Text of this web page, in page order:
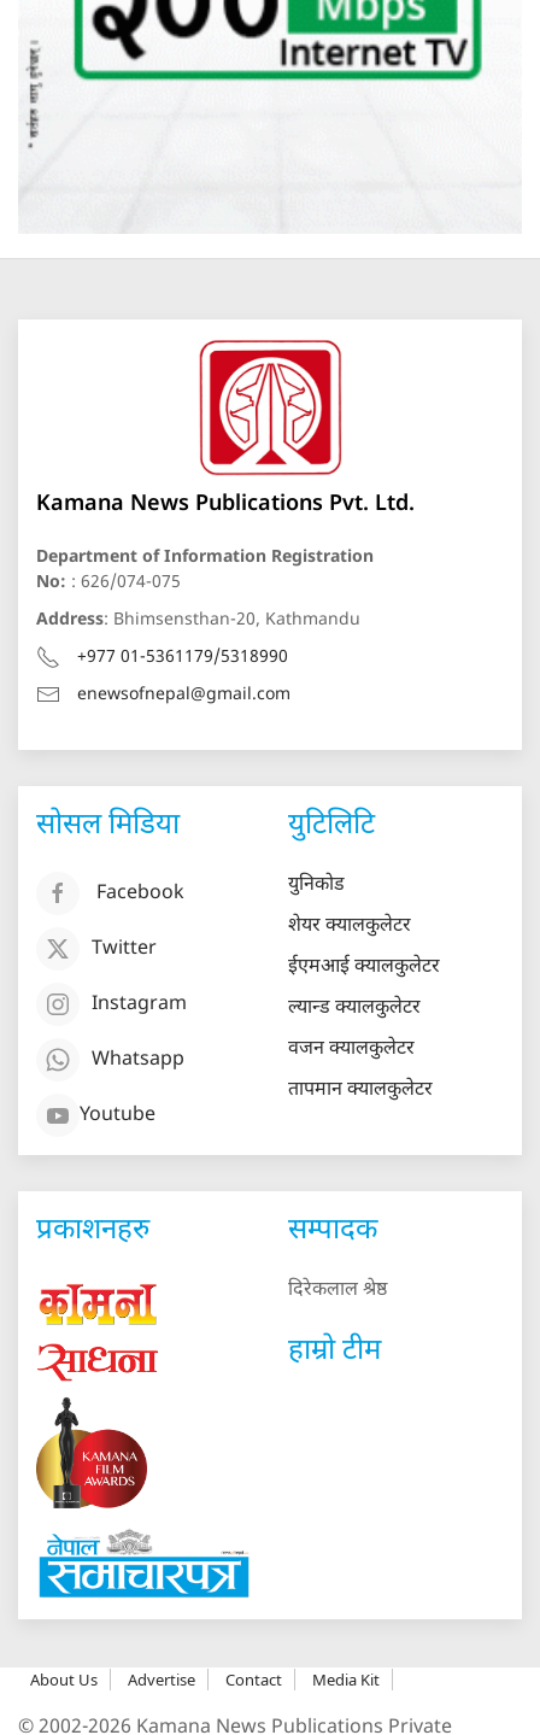
Kamana News Publications Pvt. Ltd.
Department of Information Registration
No: : 626/074-075
Address: Bhimsensthan-20, Kathmandu
+977 01-5361179/5318990
enewsofnepal@gmail.com
सोसल मिडिया
Facebook
Twitter
Instagram
Whatsapp
Youtube
युटिलिटि
युनिकोड
शेयर क्यालकुलेटर
ईएमआई क्यालकुलेटर
ल्यान्ड क्यालकुलेटर
वजन क्यालकुलेटर
तापमान क्यालकुलेटर
प्रकाशनहरु सम्पादक
दिरेकलाल श्रेष्ठ
हाम्रो टीम
About Us Advertise Contact Media Kit
© 2002-2026 Kamana News Publications Private